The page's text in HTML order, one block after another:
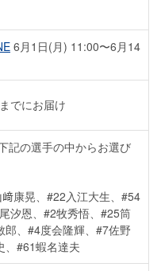
6月1日(月) 11:00〜6月14
でにお届け
記の選手の中からお選び
康晃、#22入江大生、#54
汐恩、#2牧秀悟、#25筒
郎、#4度会隆輝、#7佐野
、#61蝦名達夫